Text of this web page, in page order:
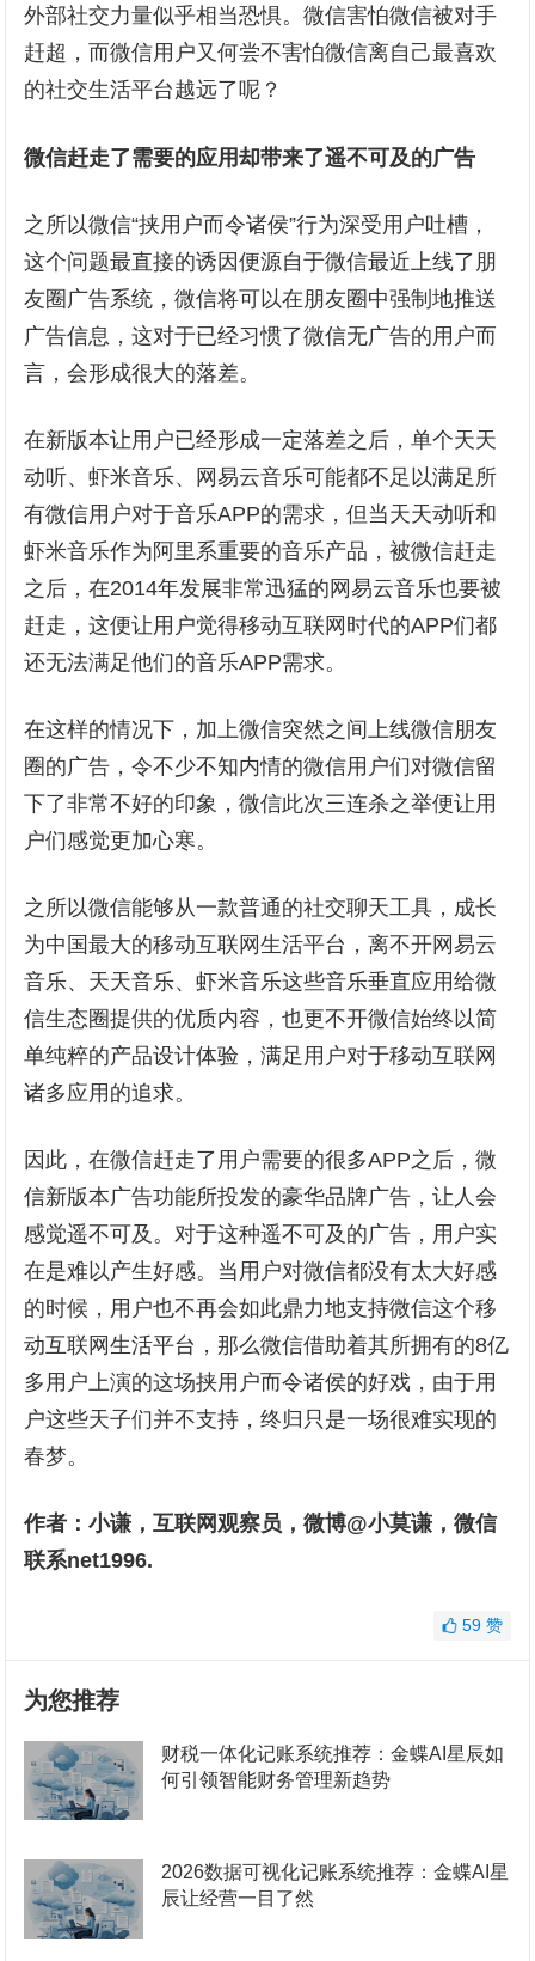
外部社交力量似乎相当恐惧。微信害怕微信被对手
赶超，而微信用户又何尝不害怕微信离自己最喜欢
的社交生活平台越远了呢？
微信赶走了需要的应用却带来了遥不可及的广告
之所以微信“挟用户而令诸侯”行为深受用户吐槽，
这个问题最直接的诱因便源自于微信最近上线了朋
友圈广告系统，微信将可以在朋友圈中强制地推送
广告信息，这对于已经习惯了微信无广告的用户而
言，会形成很大的落差。
在新版本让用户已经形成一定落差之后，单个天天
动听、虾米音乐、网易云音乐可能都不足以满足所
有微信用户对于音乐APP的需求，但当天天动听和
虾米音乐作为阿里系重要的音乐产品，被微信赶走
之后，在2014年发展非常迅猛的网易云音乐也要被
赶走，这便让用户觉得移动互联网时代的APP们都
还无法满足他们的音乐APP需求。
在这样的情况下，加上微信突然之间上线微信朋友
圈的广告，令不少不知内情的微信用户们对微信留
下了非常不好的印象，微信此次三连杀之举便让用
户们感觉更加心寒。
之所以微信能够从一款普通的社交聊天工具，成长
为中国最大的移动互联网生活平台，离不开网易云
音乐、天天音乐、虾米音乐这些音乐垂直应用给微
信生态圈提供的优质内容，也更不开微信始终以简
单纯粹的产品设计体验，满足用户对于移动互联网
诸多应用的追求。
因此，在微信赶走了用户需要的很多APP之后，微
信新版本广告功能所投发的豪华品牌广告，让人会
感觉遥不可及。对于这种遥不可及的广告，用户实
在是难以产生好感。当用户对微信都没有太大好感
的时候，用户也不再会如此鼎力地支持微信这个移
动互联网生活平台，那么微信借助着其所拥有的8亿
多用户上演的这场挟用户而令诸侯的好戏，由于用
户这些天子们并不支持，终归只是一场很难实现的
春梦。
作者：小谦，互联网观察员，微博@小莫谦，微信
联系net1996.
59 赞
为您推荐
财税一体化记账系统推荐：金蝶AI星辰如
何引领智能财务管理新趋势
2026数据可视化记账系统推荐：金蝶AI星
辰让经营一目了然